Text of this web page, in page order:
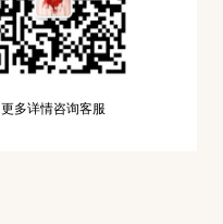
更多详情咨询客服